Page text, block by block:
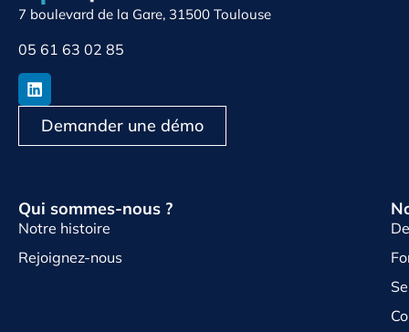
7 boulevard de la Gare, 31500 Toulouse
05 61 63 02 85
Demander une démo
Qui sommes-nous ?
Notre histoire
Rejoignez-nous